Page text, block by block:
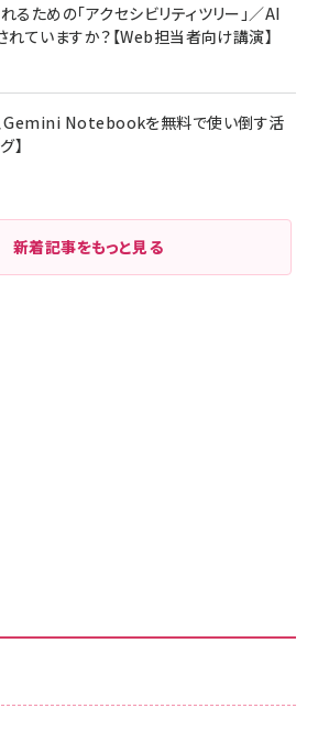
るための「アクセシビリティツリー」／AI
れていますか？【Web担当者向け講演】
Gemini Notebookを無料で使い倒す活
】
新着記事をもっと見る